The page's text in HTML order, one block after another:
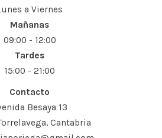
a Viernes
Mañanas
09:00 - 12:00
Tardes
15:00 - 21:00
Contacto
Besaya 13
Cantabria